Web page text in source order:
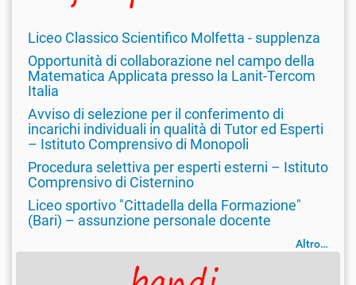
Liceo Classico Scientifico Molfetta - supplenza
Opportunità di collaborazione nel campo della
Matematica Applicata presso la Lanit-Tercom
Italia
Avviso di selezione per il conferimento di
incarichi individuali in qualità di Tutor ed Esperti
– Istituto Comprensivo di Monopoli
Procedura selettiva per esperti esterni – Istituto
Comprensivo di Cisternino
Liceo sportivo "Cittadella della Formazione"
(Bari) – assunzione personale docente
Altro…